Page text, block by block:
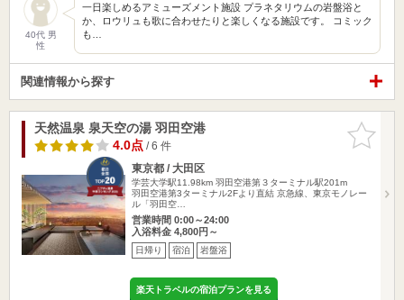
40代 男
性
一日楽しめるアミューズメント施設 プラネタリウムの岩盤浴と
か、ロウリュも歌に合わせたりと楽しくなる施設です。 コミック
も…
関連情報から探す
お気に入
りに追加
天然温泉 泉天空の湯 羽田空港
4.0点/ 6 件
東京都 / 大田区
学芸大学駅11.98km 羽田空港第３ターミナル駅201m
羽田空港第3ターミナル2Fより直結 京急線、東京モノレー
ル「羽田空…
営業時間 0:00～24:00
入浴料金 4,800円～
日帰り 宿泊 岩盤浴
楽天トラベルの宿泊プランを見る